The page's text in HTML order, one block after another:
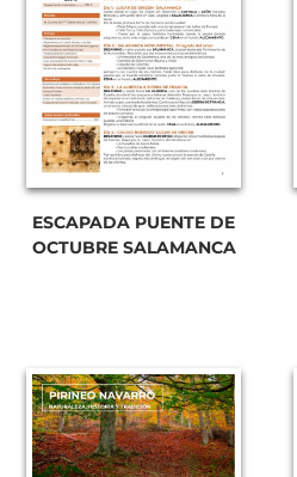
ESCAPADA PUENTE DE
OCTUBRE SALAMANCA